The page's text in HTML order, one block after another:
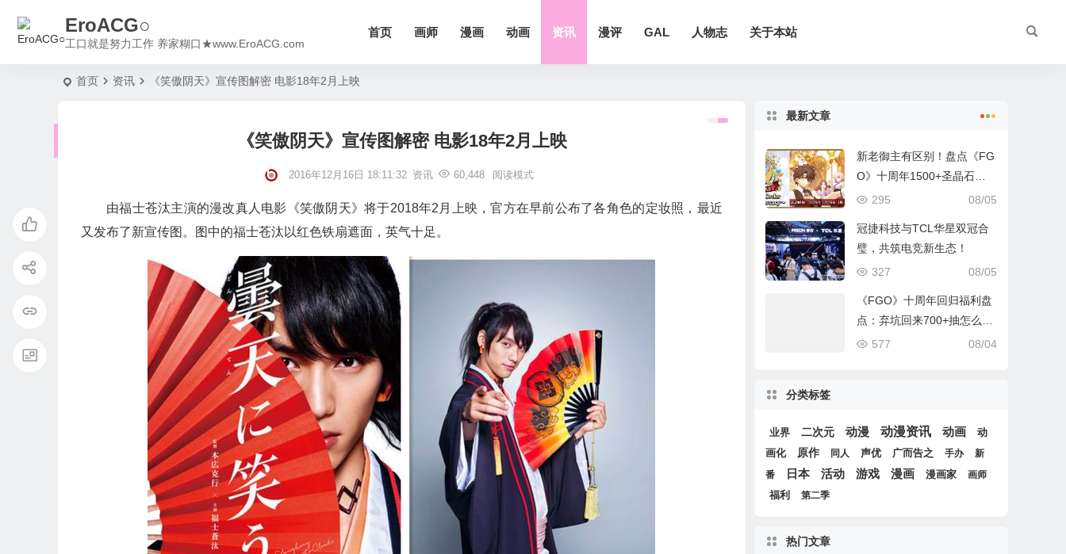
EroACG○
工口就是努力工作 养家糊口★www.EroACG.com
首页 画师 漫画 动画 资讯 漫评 GAL 人物志 关于本站
首页 资讯 《笑傲阴天》宣传图解密 电影18年2月上映
《笑傲阴天》宣传图解密 电影18年2月上映
2016年12月16日 18:11:32 资讯 60,448 阅读模式
由福士苍汰主演的漫改真人电影《笑傲阴天》将于2018年2月上映，官方在早前公布了各角色的定妆照，最近
又发布了新宣传图。图中的福士苍汰以红色铁扇遮面，英气十足。
最新文章
新老御主有区别！盘点《FG
O》十周年1500+圣晶石福
利全部获取方式
08/05
295
冠捷科技与TCL华星双冠合
璧，共筑电竞新生态！
08/05
327
《FGO》十周年回归福利盘
点：弃坑回来700+抽怎么
拿？
08/04
577
分类标签
业界 二次元 动漫 动漫资讯 动画
动
画化
原作 同人 声优 广而告之 手办
新
番
日本 活动 游戏 漫画 漫画家 画师
福利 第二季
热门文章